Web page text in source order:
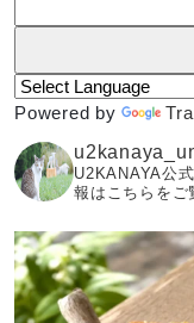
Powered by
U2KANAYA公
報はこちらをご